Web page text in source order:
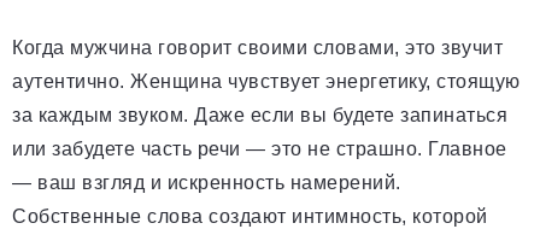
Когда мужчина говорит своими словами, это звучит
аутентично. Женщина чувствует энергетику, стоящую
за каждым звуком. Даже если вы будете запинаться
или забудете часть речи — это не страшно. Главное
— ваш взгляд и искренность намерений.
Собственные слова создают интимность, которой